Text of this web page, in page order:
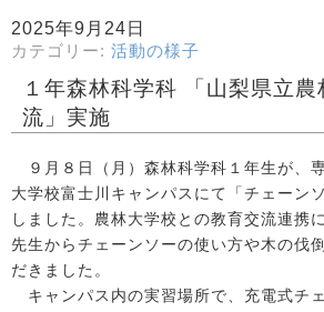
2025年9月24日
カテゴリー: 活動の様子
１年森林科学科 「山梨県立
流」実施
９月８日（月）森林科学科１年生が、
大学校富士川キャンパスにて「チェーン
しました。農林大学校との教育交流連携
先生からチェーンソーの使い方や木の伐
だきました。
キャンパス内の実習場所で、充電式チ